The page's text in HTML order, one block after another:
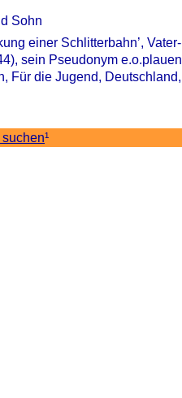
Sohn
einer Schlitterbahn’, Vater-
sein Pseudonym e.o.plauen
Für die Jugend, Deutschland,
¹